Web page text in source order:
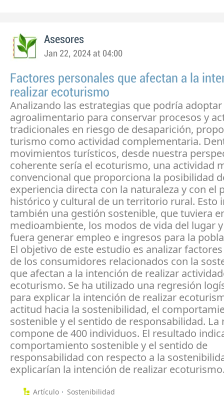
Asesores
Jan 22, 2024 at 04:00
Factores personales que afectan a la
realizar ecoturismo
Analizando las estrategias que podría
agroalimentario para conservar procesos y
tradicionales en riesgo de desaparición,
turismo como actividad complementaria.
movimientos turísticos, desde nuestra
coherente sería el ecoturismo, una actividad
convencional que proporciona la posibilidad
experiencia directa con la naturaleza y con el
histórico y cultural de un territorio rural. Esto
también una gestión sostenible, que tuviera
medioambiente, los modos de vida del lugar
fuera generar empleo e ingresos para la
El objetivo de este estudio es analizar
de los consumidores relacionados con la
que afectan a la intención de realizar
ecoturismo. Se ha utilizado una regresión
para explicar la intención de realizar
actitud hacia la sostenibilidad, el
sostenible y el sentido de responsabilidad. La
compone de 400 individuos. El resultado
comportamiento sostenible y el sentido de
responsabilidad con respecto a la
explicarían la intención de realizar
Artículo
Sostenibilidad